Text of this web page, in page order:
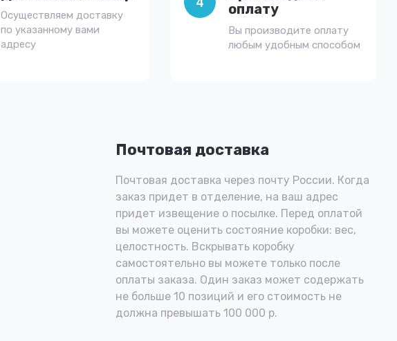
Почтовая доставка
Почтовая доставка через почту России. Когда
заказ придет в отделение, на ваш адрес
придет извещение о посылке. Перед оплатой
вы можете оценить состояние коробки: вес,
целостность. Вскрывать коробку
самостоятельно вы можете только после
оплаты заказа. Один заказ может содержать
не больше 10 позиций и его стоимость не
должна превышать 100 000 р.
Осуществляем доставку
по указанному вами
адресу
оплату
Вы производите оплату
любым удобным способом